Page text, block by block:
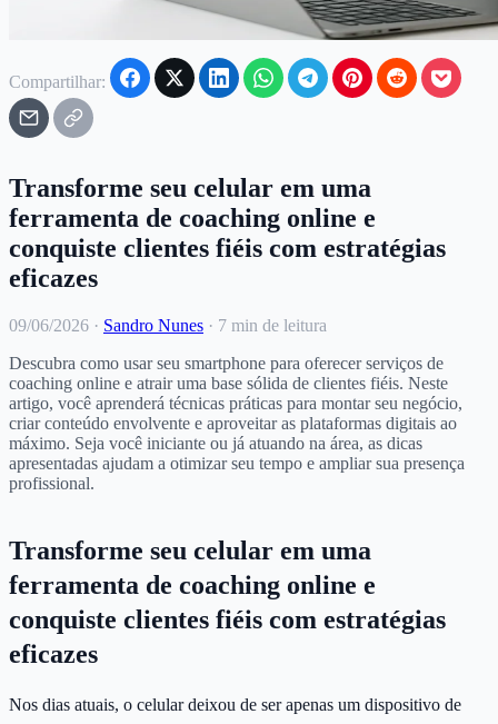
Compartilhar:
Transforme seu celular em uma
ferramenta de coaching online e
conquiste clientes fiéis com estratégias
eficazes
09/06/2026 · Sandro Nunes · 7 min de leitura
Descubra como usar seu smartphone para oferecer serviços de
coaching online e atrair uma base sólida de clientes fiéis. Neste
artigo, você aprenderá técnicas práticas para montar seu negócio,
criar conteúdo envolvente e aproveitar as plataformas digitais ao
máximo. Seja você iniciante ou já atuando na área, as dicas
apresentadas ajudam a otimizar seu tempo e ampliar sua presença
profissional.
Transforme seu celular em uma
ferramenta de coaching online e
conquiste clientes fiéis com estratégias
eficazes
Nos dias atuais, o celular deixou de ser apenas um dispositivo de